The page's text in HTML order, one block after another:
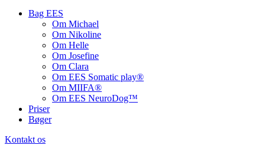
Bag EES
Om Michael
Om Nikoline
Om Helle
Om Josefine
Om Clara
Om EES Somatic play®
Om MIIFA®
Om EES NeuroDog™
Priser
Bøger
Kontakt os